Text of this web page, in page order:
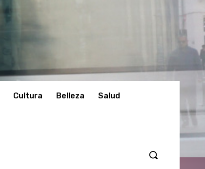
Cultura Belleza Salud